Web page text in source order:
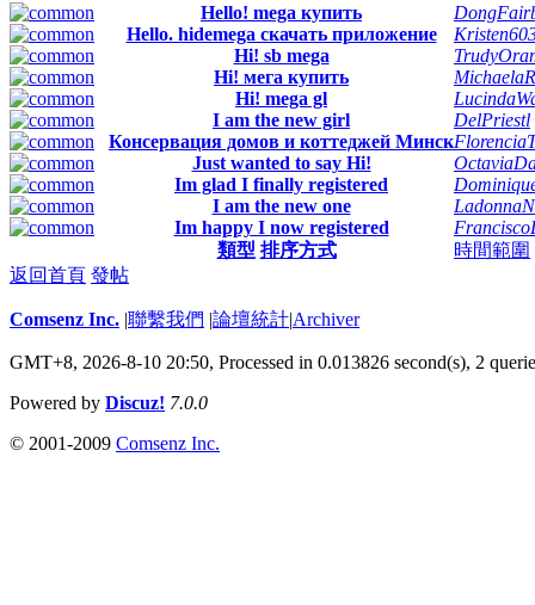
Hello! mega купить
Hello. hidemega скачать приложение
Hi! sb mega
Hi! мега купить
Hi! mega gl
I am the new girl
DelPriestl
Консервация домов и коттеджей Минск
Just wanted to say Hi!
Im glad I finally registered
I am the new one
Im happy I now registered
類型 排序方式
時間範圍
返回首頁 發帖
Comsenz Inc. |聯繫我們 |論壇統計|Archiver
GMT+8, 2026-8-10 20:50, Processed in 0.013826 second(s), 2
Powered by Discuz! 7.0.0
© 2001-2009 Comsenz Inc.